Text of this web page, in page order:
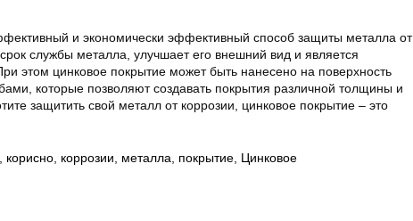
и экономически эффективный способ защиты металла от
службы металла, улучшает его внешний вид и является
этом цинковое покрытие может быть нанесено на поверхность
которые позволяют создавать покрытия различной толщины и
защитить свой металл от коррозии, цинковое покрытие – это
корисно коррозии металла покрытие Цинковое